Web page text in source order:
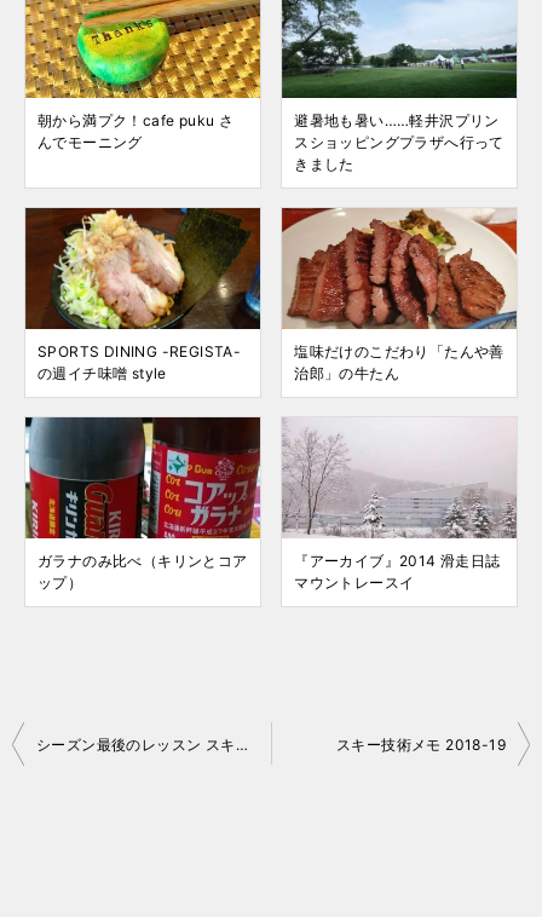
朝から満プク！cafe puku さ
んでモーニング
避暑地も暑い……軽井沢プリン
スショッピングプラザへ行って
きました
SPORTS DINING -REGISTA-
の週イチ味噌 style
塩味だけのこだわり「たんや善
治郎」の牛たん
ガラナのみ比べ（キリンとコア
ップ）
『アーカイブ』2014 滑走日誌
マウントレースイ
投
シーズン最後のレッスン スキーイントラ日誌 2018-19 No.31 スキー技術メモ 2018-19